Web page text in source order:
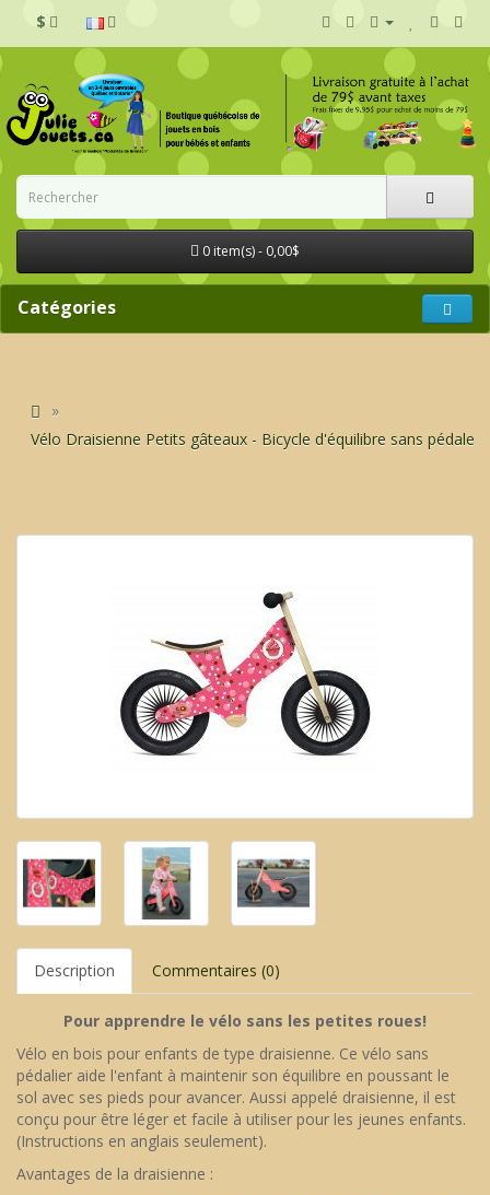
$
0 item(s) - 0,00$
Catégories
Vélo Draisienne Petits gâteaux - Bicycle d'équilibre sans pédale
Description Commentaires (0)
Pour apprendre le vélo sans les petites roues!
Vélo en bois pour enfants de type draisienne. Ce vélo sans
pédalier aide l'enfant à maintenir son équilibre en poussant le
sol avec ses pieds pour avancer. Aussi appelé draisienne, il est
conçu pour être léger et facile à utiliser pour les jeunes enfants.
(Instructions en anglais seulement).
Avantages de la draisienne :